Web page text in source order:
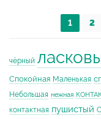
1 2
чёрный
Спокойная Маленькая
Небольшая нежная
контактная пушистый